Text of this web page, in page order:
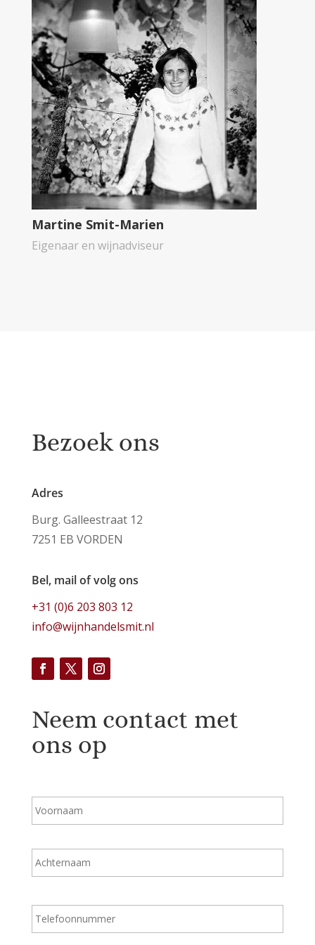
Martine Smit-Marien
Eigenaar en wijnadviseur
Bezoek ons
Adres
Burg. Galleestraat 12
7251 EB VORDEN
Bel, mail of volg ons
+31 (0)6 203 803 12
info@wijnhandelsmit.nl
Neem contact met
ons op
a
a
T
e